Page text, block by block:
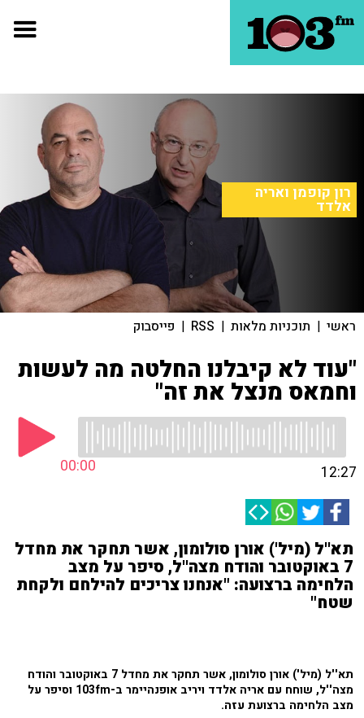
רון קופמן ואריה
אלדד
ראשי | תוכניות מלאות |
RSS
| פייסבוק
"עוד לא קיבלנו החלטה מה לעשות
וחמאס מנצל את זה"
00:00 12:27
תא''ל (מיל') אורן סולומון, אשר תחקר את מחדל
7 באוקטובר והודח מצה''ל, סיפר על מצב
הלחימה ברצועה: "אנחנו צריכים להילחם ולקחת
שטח"
תא''ל (מיל') אורן סולומון, אשר תחקר את מחדל 7 באוקטובר והודח
מצה''ל, שוחח עם אריה אלדד ויריב אופנהיימר ב-103fm וסיפר על
מצב הלחימה ברצועת עזה.